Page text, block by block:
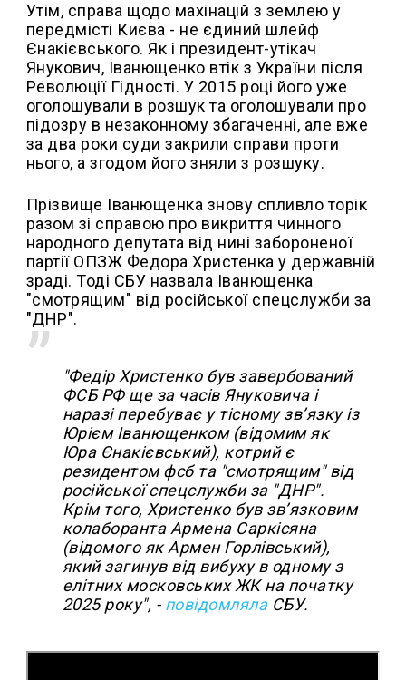
Утім, справа щодо махінацій з землею у
передмісті Києва - не єдиний шлейф
Єнакієвського. Як і президент-утікач
Янукович, Іванющенко втік з України після
Революції Гідності. У 2015 році його уже
оголошували в розшук та оголошували про
підозру в незаконному збагаченні, але вже
за два роки суди закрили справи проти
нього, а згодом його зняли з розшуку.
Прізвище Іванющенка знову спливло торік
разом зі справою про викриття чинного
народного депутата від нині забороненої
партії ОПЗЖ Федора Христенка у державній
зраді. Тоді СБУ назвала Іванющенка
"смотрящим" від російської спецслужби за
"ДНР".
"Федір Христенко був завербований
ФСБ РФ ще за часів Януковича і
наразі перебуває у тісному зв’язку із
Юрієм Іванющенком (відомим як
Юра Єнакієвський), котрий є
резидентом фсб та "смотрящим" від
російської спецслужби за "ДНР".
Крім того, Христенко був зв’язковим
колаборанта Армена Саркісяна
(відомого як Армен Горлівський),
який загинув від вибуху в одному з
елітних московських ЖК на початку
2025 року", - повідомляла СБУ.